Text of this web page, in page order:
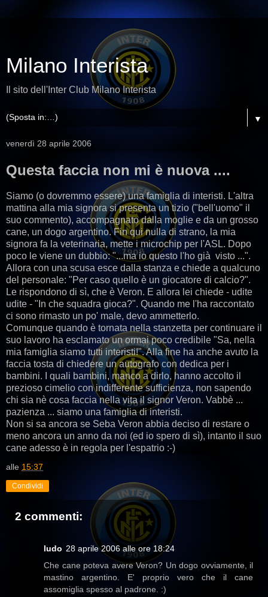
Milano Interista
Il sito dell'Inter Club Milano Interista
▼
venerdì 28 aprile 2006
Questa faccia non mi è nuova ....
Siamo (o dovremmo essere) una famiglia di interisti. L'altra
mattina alla mia signora si presenta un tizio ("bell'uomo" il
suo commento), accompagnato dalla moglie e da un grosso
cane, un dogo argentino. Fin qui nulla di strano, la mia
signora fa la veterinaria, mette i microchip per l'ASL. Dopo
poco le viene un dubbio: "...ma io questo l'ho già visto ...".
Allora con una scusa esce dalla stanza e chiede a qualcuno
del personale: "Per caso quello è un giocatore di calcio?".
Le rispondono di sì, che è Veron. E allora lei chiede - udite
udite - "In che squadra gioca?". Quando me l'ha raccontato
ci sono rimasto un po' male, devo ammetterlo.
Comunque quando è tornata nella stanzetta per continuare il
suo lavoro ha esclamato un ormai poco credibile "Sa, nella
mia famiglia siamo tutti interisti!". Alla fine ha anche avuto la
faccia tosta di chiedere un autografo con dedica per i
bambini. I quali bambini, manco a dirlo, hanno accolto il
prezioso cimelio con indifferente sufficienza, non sapendo
chi sia nè cosa faccia nella vita il signor Veron. Vabbè ...
pazienza ... siamo una famiglia di interisti.
Non si sa ancora se Seba Veron abbia deciso di restare o
meno ancora un anno da noi (ed io spero di sì), intanto il suo
cane adesso è in regola per l'espatrio :-)
alle 15:37
Condividi
2 commenti:
ludo 28 aprile 2006 alle ore 18:24
Che cane poteva avere Veron? Un dogo ovviamente, il
mastino argentino. E' proprio vero che il cane
assomiglia spesso al padrone. :)